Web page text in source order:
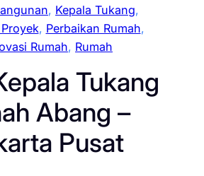
, Kepala Tukang
, Perbaikan Rumah
Rumah, Rumah
Tukang
Abang –
Pusat